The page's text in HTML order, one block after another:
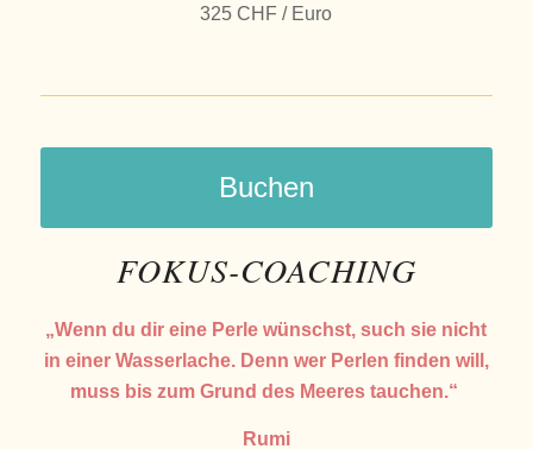
325 CHF / Euro
Buchen
FOKUS-COACHING
„Wenn du dir eine Perle wünschst, such sie nicht
in einer Wasserlache. Denn wer Perlen finden will,
muss bis zum Grund des Meeres tauchen.“
Rumi